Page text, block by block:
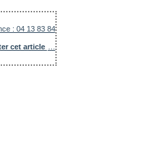
: 04 13 83 84
cet article